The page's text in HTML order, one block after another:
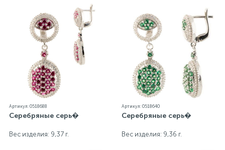
Артикул: 0518688
Серебряные серь�
Вес изделия: 9,37 г.
Артикул: 0518640
Серебряные серь�
Вес изделия: 9,36 г.